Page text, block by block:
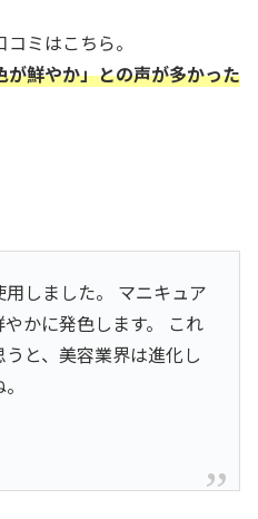
ミはこちら。
が鮮やか」との声が多かった
しました。 マニキュア
かに発色します。 これ
と、美容業界は進化し